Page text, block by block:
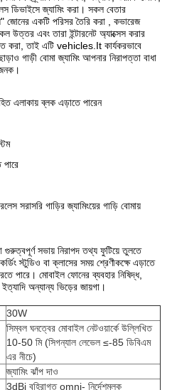
ডিভাইসে জ্যামিং করা। সকল বেতার
জোনের একটি পরিসর তৈরি করা , কভারেজ
উত্তর এবং তারা ইন্টারনেট অ্যাক্সেস করার
করা, তাই এটি vehicles.It কার্যকরভাবে
গাড়ী বোমা জ্যামিং আপনার নিরাপত্তা বাধা
এলাকায় ব্লক এড়াতে পারেন
পারে
সরাসরি গাড়ির জ্যামিংয়ের গাড়ি বোমায়
গুরুত্বপূর্ণ সভায় নিরাপদ তথ্য ফুটিয়ে তুলতে
স্টুডিও বা ক্লাসের সময় শ্রেণীকক্ষে এড়াতে
পারে। মোবাইল ফোনের ব্যবহার নিষিদ্ধ,
ইত্যাদি অন্যান্য ভিড়ের জায়গা।
30W
সিম্বল ঘনত্বের মোবাইল নেটওয়ার্কে উল্লিখিত
10-50 মি (সিগন্যাল লেভেল ≤-85 ডিবিএম
এর নীচে)
জ্যামিং ঝাঁপ দাও
3dBi বহিরাগত omni- নির্দেশমূলক